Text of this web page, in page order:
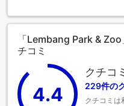
「Lembang Park &
チコミ
4.4
クチコ
229件の
クチコミは